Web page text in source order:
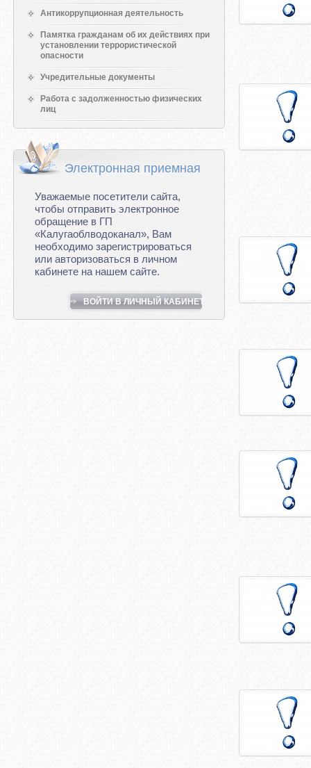
Антикоррупционная деятельность
Памятка гражданам об их действиях при
установлении террористической
опасности
Учредительные документы
Работа с задолженностью физических
лиц
Электронная приемная
Уважаемые посетители сайта,
чтобы отправить электронное
обращение в ГП
«Калугаоблводоканал», Вам
необходимо зарегистрироваться
или авторизоваться в личном
кабинете на нашем сайте.
ВОЙТИ В ЛИЧНЫЙ КАБИНЕТ